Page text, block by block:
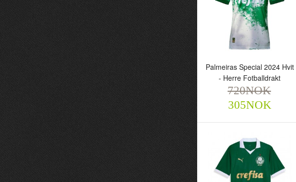
720NOK 305NOK
Palmeiras Special 2024 Hvit
- Herre Fotballdrakt
720NOK
305NOK